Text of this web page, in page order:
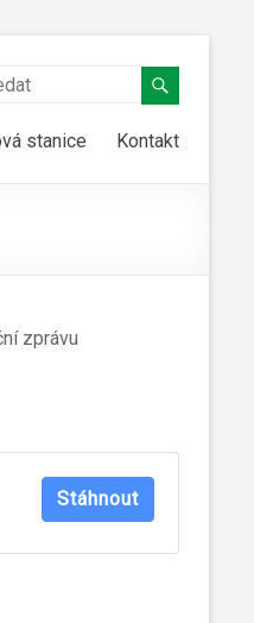
stanice Kontakt
zprávu
Stáhnout